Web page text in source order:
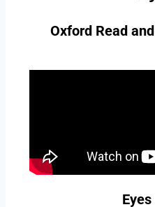
Oxford Read